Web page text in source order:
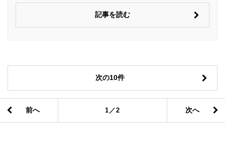
記事を読む
次の10件
前へ 1／2 次へ